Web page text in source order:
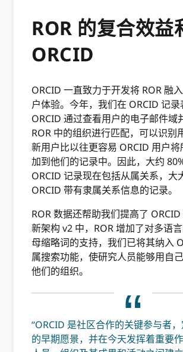
ROR 的复合效益
ORCID
ORCID 一直致力于开发将 ROR 融
户体验。今年，我们在 ORCID 记
ORCID 通过查看用户的电子邮件域
ROR 中的组织进行匹配，可以识别
新用户比以往更容易 ORCID 用户
加到他们的记录中。因此，大约
ORCID 记录现在包括从属关系，大
ORCID 带有隶属关系信息的记录。
ROR 数据还帮助我们提高了
新架构 v2 中，ROR 增加了对多语
母缩略词的支持，我们已将其纳入
属搜索功能，使研究人员能够用自
他们的组织。
“ORCID 是社区合作的关键参与者
的早期愿景，并在今天发挥着重要